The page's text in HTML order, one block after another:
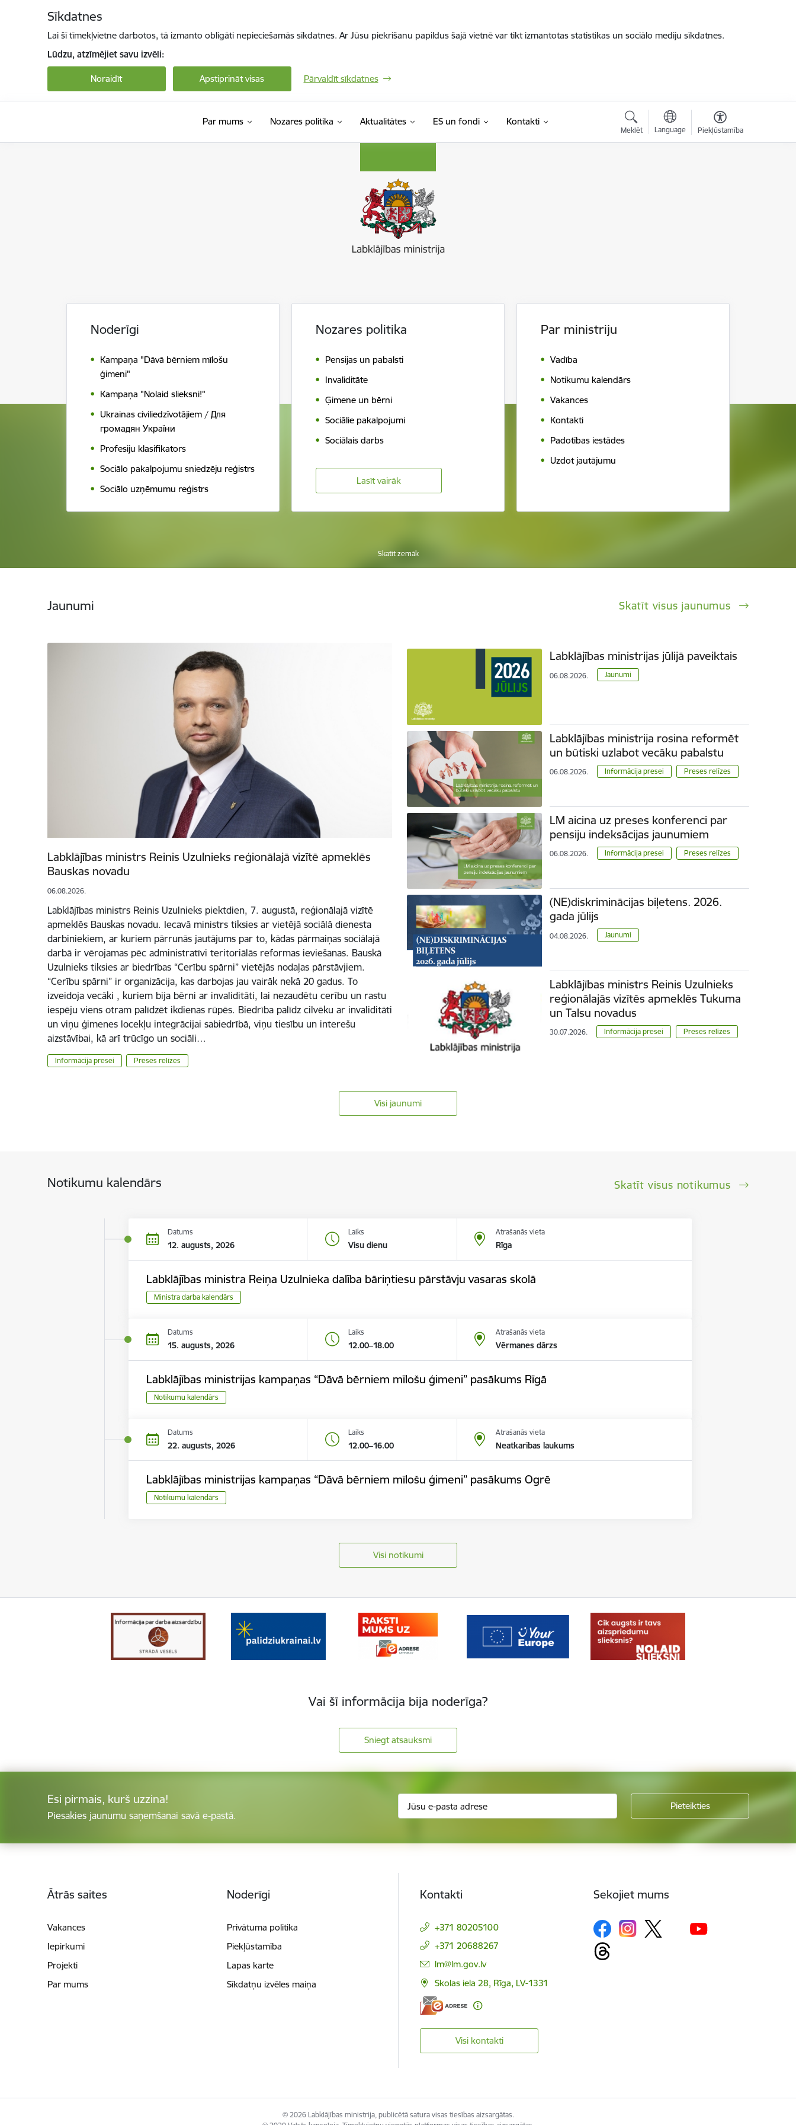
Sīkdatnes
Lai šī tīmekļvietne darbotos, tā izmanto obligāti nepieciešamās sīkdatnes. Ar Jūsu piekrišanu papildus šajā vietnē var tikt izmantotas statistikas un sociālo mediju sīkdatnes.
Lūdzu, atzīmējiet savu izvēli:
Noraidīt Apstiprināt visas Pārvaldīt sīkdatnes
Par mums Nozares politika Aktualitātes ES un fondi Kontakti
Meklēt Language Piekļūstamība
Noderīgi
Kampaņa "Dāvā bērniem mīlošu
ģimeni"
Kampaņa "Nolaid slieksni!"
Ukrainas civiliedzīvotājiem / Для
громадян України
Profesiju klasifikators
Sociālo pakalpojumu sniedzēju reģistrs
Sociālo uzņēmumu reģistrs
Nozares politika
Pensijas un pabalsti
Invaliditāte
Ģimene un bērni
Sociālie pakalpojumi
Sociālais darbs
Lasīt vairāk
Par ministriju
Vadība
Notikumu kalendārs
Vakances
Kontakti
Padotības iestādes
Uzdot jautājumu
Skatīt zemāk
Jaunumi Skatīt visus jaunumus
Labklājības ministrs Reinis Uzulnieks reģionālajā vizītē apmeklēs
Bauskas novadu
06.08.2026.
Labklājības ministrs Reinis Uzulnieks piektdien, 7. augustā, reģionālajā vizītē
apmeklēs Bauskas novadu. Iecavā ministrs tiksies ar vietējā sociālā dienesta
darbiniekiem, ar kuriem pārrunās jautājums par to, kādas pārmaiņas sociālajā
darbā ir vērojamas pēc administratīvi teritoriālās reformas ieviešanas. Bauskā
Uzulnieks tiksies ar biedrības “Cerību spārni” vietējās nodaļas pārstāvjiem.
“Cerību spārni” ir organizācija, kas darbojas jau vairāk nekā 20 gadus. To
izveidoja vecāki , kuriem bija bērni ar invaliditāti, lai nezaudētu cerību un rastu
iespēju viens otram palīdzēt ikdienas rūpēs. Biedrība palīdz cilvēku ar invaliditāti
un viņu ģimenes locekļu integrācijai sabiedrībā, viņu tiesību un interešu
aizstāvībai, kā arī trūcīgo un sociāli…
Informācija presei Preses relīzes
Labklājības ministrijas jūlijā paveiktais
06.08.2026. Jaunumi
Labklājības ministrija rosina reformēt
un būtiski uzlabot vecāku pabalstu
06.08.2026. Informācija presei Preses relīzes
LM aicina uz preses konferenci par
pensiju indeksācijas jaunumiem
06.08.2026. Informācija presei Preses relīzes
(NE)diskriminācijas biļetens. 2026.
gada jūlijs
04.08.2026. Jaunumi
Labklājības ministrs Reinis Uzulnieks
reģionālajās vizītēs apmeklēs Tukuma
un Talsu novadus
30.07.2026. Informācija presei Preses relīzes
Visi jaunumi
Notikumu kalendārs Skatīt visus notikumus
Datums
12. augusts, 2026
Laiks
Visu dienu
Atrašanās vieta
Rīga
Labklājības ministra Reiņa Uzulnieka dalība bāriņtiesu pārstāvju vasaras skolā
Ministra darba kalendārs
Datums
15. augusts, 2026
Laiks
12.00–18.00
Atrašanās vieta
Vērmanes dārzs
Labklājības ministrijas kampaņas “Dāvā bērniem mīlošu ģimeni” pasākums Rīgā
Notikumu kalendārs
Datums
22. augusts, 2026
Laiks
12.00–16.00
Atrašanās vieta
Neatkarības laukums
Labklājības ministrijas kampaņas “Dāvā bērniem mīlošu ģimeni” pasākums Ogrē
Notikumu kalendārs
Visi notikumi
Vai šī informācija bija noderīga?
Sniegt atsauksmi
Esi pirmais, kurš uzzina!
Piesakies jaunumu saņemšanai savā e-pastā.
Ātrās saites
Vakances
Iepirkumi
Projekti
Par mums
Noderīgi
Privātuma politika
Piekļūstamība
Lapas karte
Sīkdatņu izvēles maiņa
Kontakti
+371 80205100
+371 20688267
E-pasts:
lm@lm.gov.lv
Skolas iela 28, Rīga, LV-1331
Visi kontakti
Sekojiet mums
© 2026 Labklājības ministrija, publicētā satura visas tiesības aizsargātas.